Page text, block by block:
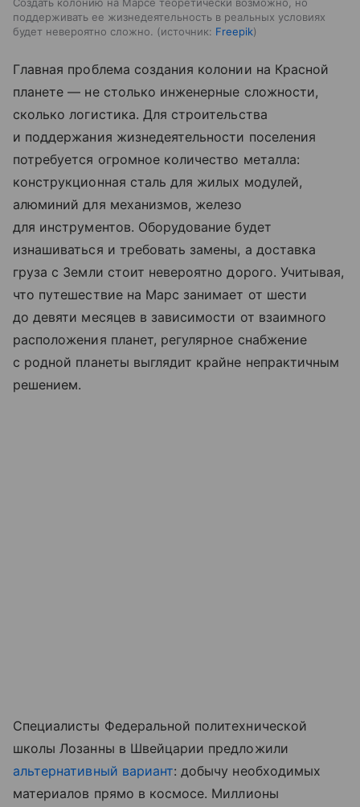
Создать колонию на Марсе теоретически возможно, но
поддерживать ее жизнедеятельность в реальных условиях
будет невероятно сложно.
источник: Freepik
Главная проблема создания колонии на Красной
планете — не столько инженерные сложности,
сколько логистика. Для строительства
и поддержания жизнедеятельности поселения
потребуется огромное количество металла:
конструкционная сталь для жилых модулей,
алюминий для механизмов, железо
для инструментов. Оборудование будет
изнашиваться и требовать замены, а доставка
груза с Земли стоит невероятно дорого. Учитывая,
что путешествие на Марс занимает от шести
до девяти месяцев в зависимости от взаимного
расположения планет, регулярное снабжение
с родной планеты выглядит крайне непрактичным
решением.
Специалисты Федеральной политехнической
школы Лозанны в Швейцарии предложили
альтернативный вариант: добычу необходимых
материалов прямо в космосе. Миллионы